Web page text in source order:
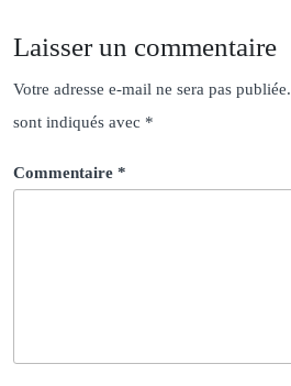
Laisser un commentaire
Votre adresse e-mail ne sera pas publiée.
sont indiqués avec *
Commentaire *